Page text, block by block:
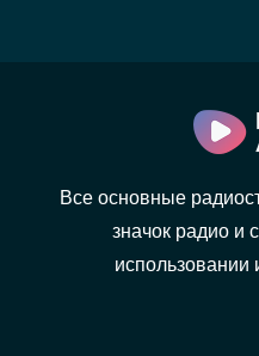
Все основные
значок радио и
использовании